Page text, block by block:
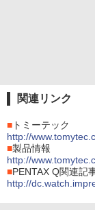
関連リンク
■ トミーテック
http://
■製品情報
http://
■PENTAX Q関連記
http://